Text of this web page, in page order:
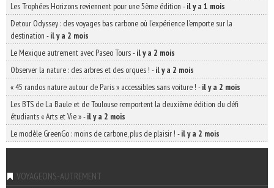
Les Trophées Horizons reviennent pour une 5ème édition -il y a 1 mois
Detour Odyssey : des voyages bas carbone où l’expérience l’emporte sur la
destination -il y a 2 mois
Le Mexique autrement avec Paseo Tours-il y a 2 mois
Observer la nature : des arbres et des orques ! -il y a 2 mois
« 45 randos nature autour de Paris » accessibles sans voiture ! -il y a 2 mois
Les BTS de La Baule et de Toulouse remportent la deuxième édition du défi
étudiants « Arts et Vie »-il y a 2 mois
Le modèle GreenGo : moins de carbone, plus de plaisir ! -il y a 2 mois
VOYAGEONS-AUTREMENT